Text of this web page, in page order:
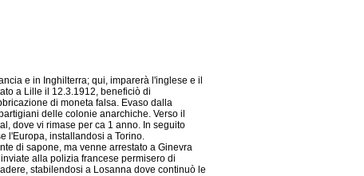
e in Inghilterra; qui, imparerà l'inglese e il
a Lille il 12.3.1912, beneficiò di
di moneta falsa. Evaso dalla
delle colonie anarchiche. Verso il
dove vi rimase per ca 1 anno. In seguito
l'Europa, installandosi a Torino.
di sapone, ma venne arrestato a Ginevra
alla polizia francese permisero di
stabilendosi a Losanna dove continuò le